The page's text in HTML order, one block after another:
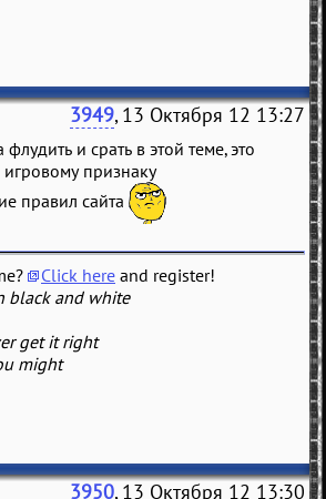
3949, 13 Октября 12 13:27
и срать в этой теме, это
признаку
правил сайта
Click here and register!
black and white
get it right
might
3950, 13 Октября 12 13:30